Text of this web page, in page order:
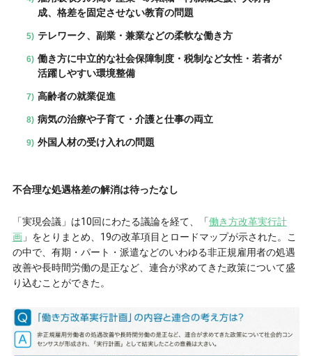
成、格差を固定させない教育の問題
テレワーク、副業・兼業などの柔軟な働き方
働き方に中立的な社会保障制度・税制など女性・若者が
活躍しやすい環境整備
高齢者の就業促進
病気の治療や子育て・介護と仕事の両立
外国人材の受け入れの問題
不合理な処遇格差の解消は待ったなし
「実現会議」は10回にわたる議論を経て、「働き方改革実行計
画」をとりまとめ、19の改革項目とロードマップが示された。こ
の中で、有期・パート・派遣などのいわゆる非正規雇用者の処遇
改善や長時間労働の是正など、連合が求めてきた政策について盛
り込むことができた。